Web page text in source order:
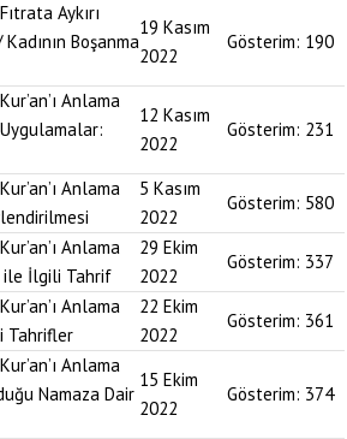
Aykırı
Boşanma
19 Kasım
2022
Gösterim: 190
Anlama
Uygulamalar:
12 Kasım
2022
Gösterim: 231
Anlama
5 Kasım
2022
Gösterim: 580
Anlama
ile İlgili Tahrif
29 Ekim
2022
Gösterim: 337
Anlama
Tahrifler
22 Ekim
2022
Gösterim: 361
Anlama
Namaza Dair
15 Ekim
2022
Gösterim: 374